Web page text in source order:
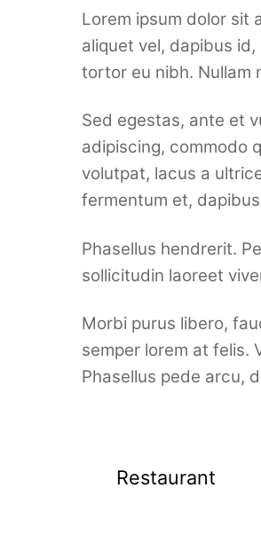
Lorem ipsum dolor sit
aliquet vel, dapibus
tortor eu nibh. Nullam
Sed egestas, ante et
adipiscing, commodo
volutpat, lacus a
fermentum et,
Phasellus hendrerit.
sollicitudin laoreet
Morbi purus libero,
semper lorem at felis.
Phasellus pede arcu,
Restaurant